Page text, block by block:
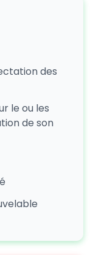
des
le ou les
de son